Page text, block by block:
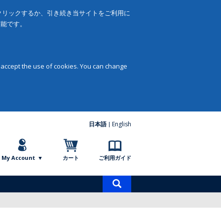
ックするか、引き続き当サイトをご利用に
です。
the use of cookies. You can change
日本語 English
My Account カート ご利用ガイド